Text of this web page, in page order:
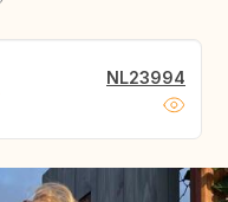
NL23994